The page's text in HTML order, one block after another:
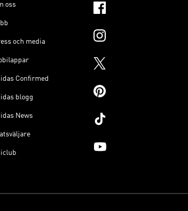
oss
och media
Confirmed
blogg
News